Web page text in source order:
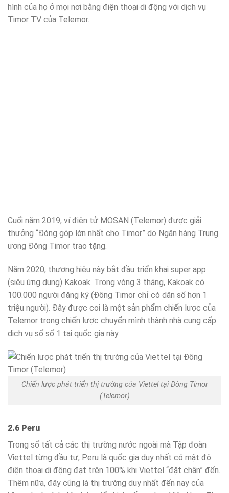
hình của họ ở mọi nơi bằng điện thoại di động với dịch vụ
Timor TV của Telemor.
Cuối năm 2019, ví điện tử MOSAN (Telemor) được giải
thưởng “Đóng góp lớn nhất cho Timor” do Ngân hàng Trung
ương Đông Timor trao tặng.
Năm 2020, thương hiệu này bắt đầu triển khai super app
(siêu ứng dụng) Kakoak. Trong vòng 3 tháng, Kakoak có
100.000 người đăng ký (Đông Timor chỉ có dân số hơn 1
triệu người). Đây được coi là một sản phẩm chiến lược của
Telemor trong chiến lược chuyển mình thành nhà cung cấp
dịch vụ số số 1 tại quốc gia này.
Chiến lược phát triển thị trường của Viettel tại Đông Timor
(Telemor)
2.6 Peru
Trong số tất cả các thị trường nước ngoài mà Tập đoàn
Viettel từng đầu tư, Peru là quốc gia duy nhất có mật độ
điện thoại di động đạt trên 100% khi Viettel “đặt chân” đến.
Thêm nữa, đây cũng là thị trường duy nhất đến nay của